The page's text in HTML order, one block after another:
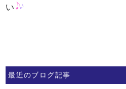
い
最近のブログ記事